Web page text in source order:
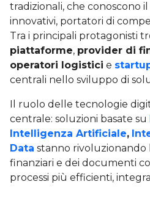
tradizionali, che conoscono
innovativi, portatori di
Tra i principali protagonisti
piattaforme, provider di
operatori logistici e
centrali nello sviluppo di
Il ruolo delle tecnologie
centrale: soluzioni basate su
Intelligenza Artificiale,
Data stanno rivoluzionando
finanziari e dei documenti
processi più efficienti,